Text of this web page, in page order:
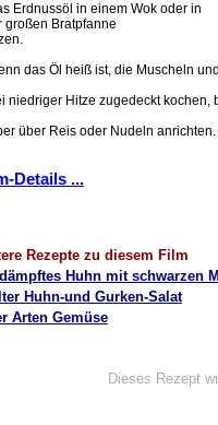
Erdnussöl in einem Wok oder in
großen Bratpfanne
das Öl heiß ist, die Muscheln
niedriger Hitze zugedeckt kochen,
über Reis oder Nudeln anrichten.
Details ...
Rezepte zu diesem Film
Huhn mit schwarzen
Huhn-und Gurken-Salat
Arten Gemüse
Dieses Rezept